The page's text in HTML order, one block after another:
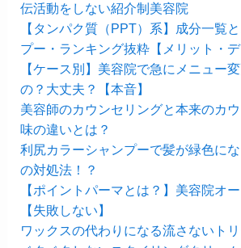
伝活動をしない紹介制美容院
【タンパク質（PPT）系】成分一覧
プー・ランキング抜粋【メリット・デ
【ケース別】美容院で急にメニュー
の？大丈夫？【本音】
美容師のカウンセリングと本来のカ
味の違いとは？
利尻カラーシャンプーで髪が緑色に
の対処法！？
【ポイントパーマとは？】美容院オ
【失敗しない】
ワックスの代わりになる流さないトリ